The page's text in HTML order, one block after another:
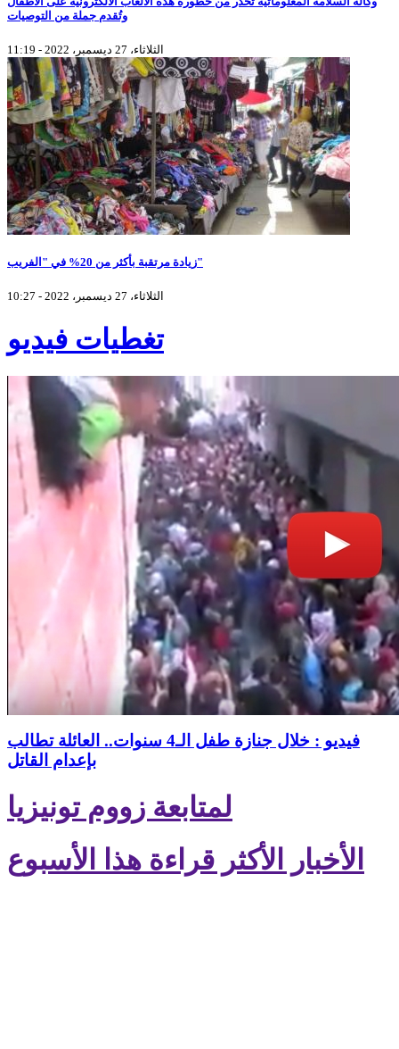
وتُقدم جملة من التوصيات
الثلاثاء، 27 ديسمبر، 2022 - 11:19
زيادة مرتقبة بأكثر من 20% في "الفريب"
الثلاثاء، 27 ديسمبر، 2022 - 10:27
تغطيات فيديو
فيديو : خلال جنازة طفل الـ4 سنوات.. العائلة تطالب
بإعدام القاتل
لمتابعة زووم تونيزيا
الأخبار الأكثر قراءة هذا الأسبوع